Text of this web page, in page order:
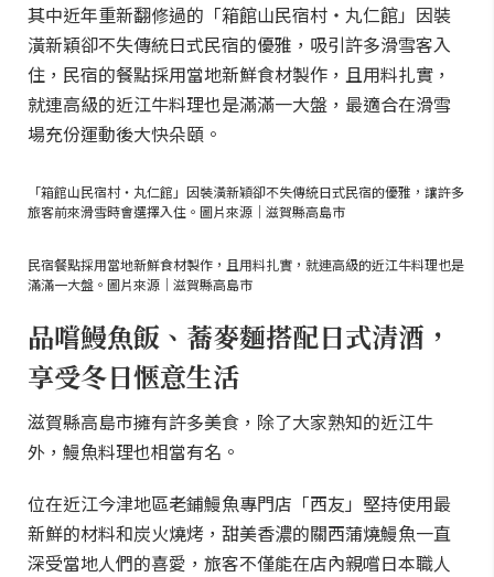
其中近年重新翻修過的「箱館山民宿村・丸仁館」因裝
潢新穎卻不失傳統日式民宿的優雅，吸引許多滑雪客入
住，民宿的餐點採用當地新鮮食材製作，且用料扎實，
就連高級的近江牛料理也是滿滿一大盤，最適合在滑雪
場充份運動後大快朵頤。
「箱館山民宿村・丸仁館」因裝潢新穎卻不失傳統日式民宿的優雅，讓許多
旅客前來滑雪時會選擇入住。圖片來源｜滋賀縣高島市
民宿餐點採用當地新鮮食材製作，且用料扎實，就連高級的近江牛料理也是
滿滿一大盤。圖片來源｜滋賀縣高島市
品嚐鰻魚飯、蕎麥麵搭配日式清酒，
享受冬日愜意生活
滋賀縣高島市擁有許多美食，除了大家熟知的近江牛
外，鰻魚料理也相當有名。
位在近江今津地區老鋪鰻魚專門店「西友」堅持使用最
新鮮的材料和炭火燒烤，甜美香濃的關西蒲燒鰻魚一直
深受當地人們的喜愛，旅客不僅能在店內親嚐日本職人